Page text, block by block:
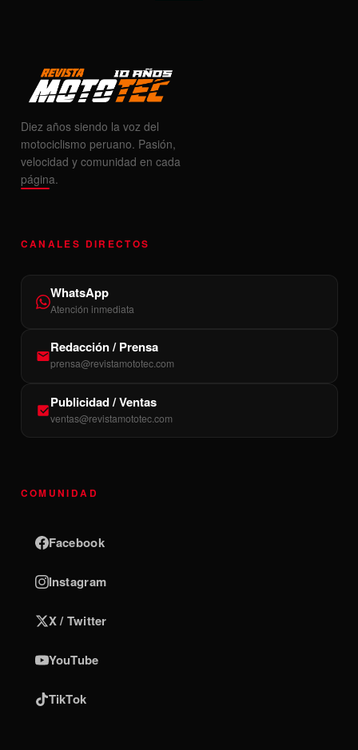
Diez años siendo la voz del
motociclismo peruano. Pasión,
velocidad y comunidad en cada
página.
CANALES DIRECTOS
WhatsApp
Atención inmediata
Redacción / Prensa
prensa@revistamototec.com
Publicidad / Ventas
ventas@revistamototec.com
COMUNIDAD
Facebook
Instagram
X / Twitter
YouTube
TikTok